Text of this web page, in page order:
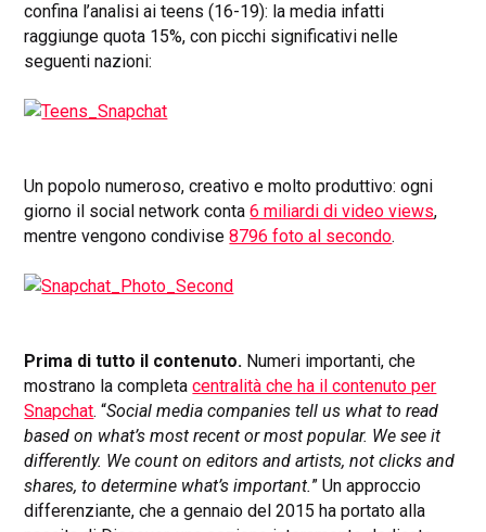
confina l’analisi ai teens (16-19): la media infatti
raggiunge quota 15%, con picchi significativi nelle
seguenti nazioni:
Un popolo numeroso, creativo e molto produttivo: ogni
giorno il social network conta6 miliardi di video views,
mentre vengono condivise8796 foto al secondo.
Prima di tutto il contenuto. Numeri importanti, che
mostrano la completacentralità che ha il contenuto per
Snapchat. “Social media companies tell us what to read
based on what’s most recent or most popular. We see it
differently. We count on editors and artists, not clicks and
shares, to determine what’s important.” Un approccio
differenziante, che a gennaio del 2015 ha portato alla